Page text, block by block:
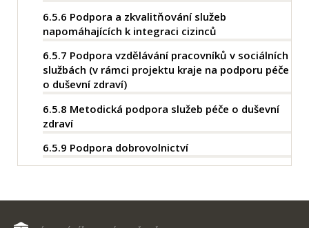
6.5.6 Podpora a zkvalitňování služeb
napomáhajících k integraci cizinců
6.5.7 Podpora vzdělávání pracovníků v sociálních
službách (v rámci projektu kraje na podporu péče
o duševní zdraví)
6.5.8 Metodická podpora služeb péče o duševní
zdraví
6.5.9 Podpora dobrovolnictví